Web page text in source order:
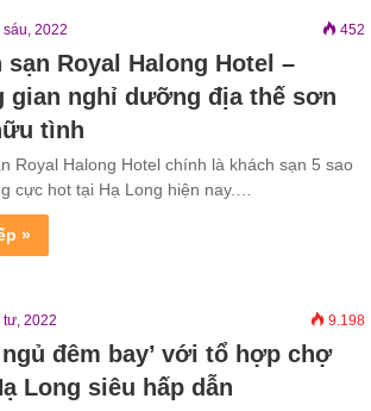
2022 452
sạn Royal Halong Hotel –
gian nghỉ dưỡng địa thế sơn
tình
Royal Halong Hotel chính là khách sạn 5 sao
cực hot tại Hạ Long hiện nay.…
»
tư, 2022 9.198
ngủ đêm bay’ với tổ hợp chợ
Long siêu hấp dẫn